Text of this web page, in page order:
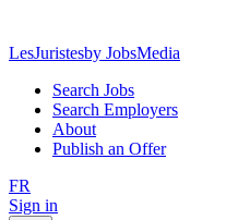
LesJuristesby JobsMedia
Search Jobs
Search Employers
About
Publish an Offer
FR
Sign in